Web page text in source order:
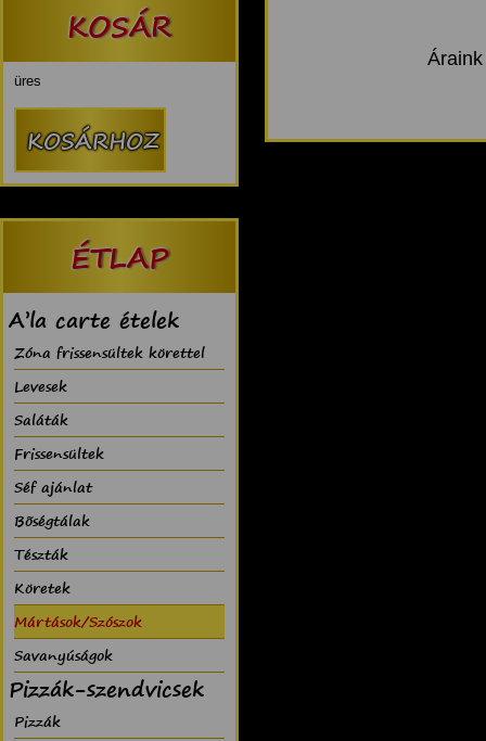
KOSÁR
üres
ÉTLAP
A’la carte ételek
Zóna frissensültek körettel
Levesek
Saláták
Frissensültek
Séf ajánlat
Bõségtálak
Tészták
Köretek
Mártások/Szószok
Savanyúságok
Pizzák-szendvicsek
Pizzák